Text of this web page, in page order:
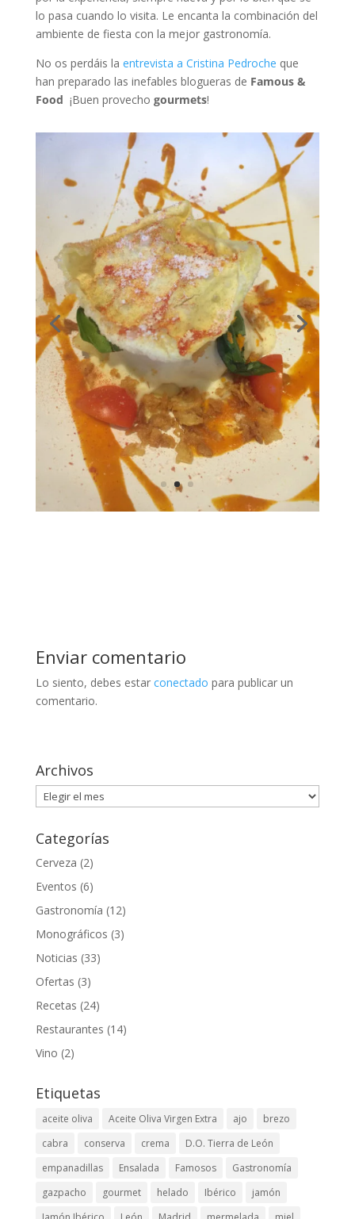
lo pasa cuando lo visita. Le encanta la combinación del
ambiente de fiesta con la mejor gastronomía.
No os perdáis la entrevista a Cristina Pedroche que
han preparado las inefables blogueras de Famous &
Food ¡Buen provecho gourmets!
Enviar comentario
Lo siento, debes estar conectado para publicar un
comentario.
Archivos
Archivos
Categorías
Cerveza (2)
Eventos (6)
Gastronomía (12)
Monográficos (3)
Noticias (33)
Ofertas (3)
Recetas (24)
Restaurantes (14)
Vino (2)
Etiquetas
aceite oliva Aceite Oliva Virgen Extra ajo
brezo
cabra
conserva crema
D.O. Tierra de León
empanadillas
Ensalada Famosos
Gastronomía
gazpacho
gourmet helado Ibérico
jamón